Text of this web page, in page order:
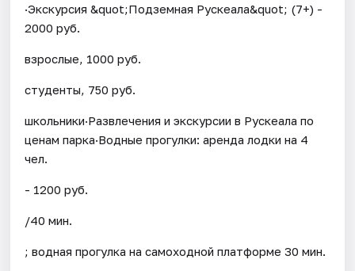
·Экскурсия &quot;Подземная Рускеала&quot; (7+) -
2000 руб.
взрослые, 1000 руб.
студенты, 750 руб.
школьники·Развлечения и экскурсии в Рускеала по
ценам парка·Водные прогулки: аренда лодки на 4
чел.
- 1200 руб.
/40 мин.
; водная прогулка на самоходной платформе 30 мин.